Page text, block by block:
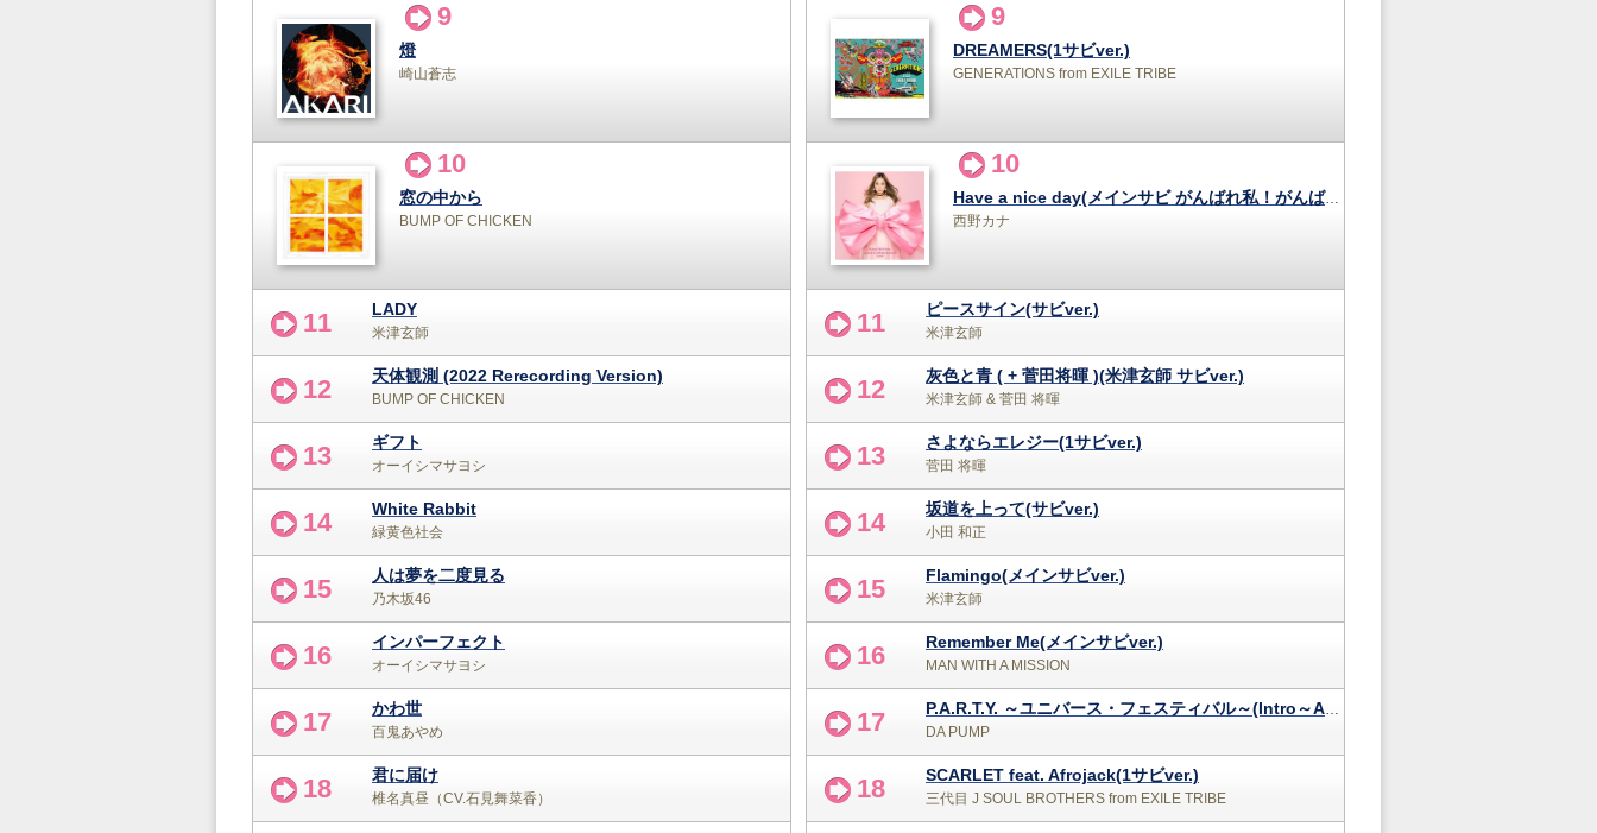
9
燈
崎山蒼志
10
窓の中から
BUMP OF CHICKEN
11 LADY
米津玄師
12 天体観測 (2022 Rerecording Version)
BUMP OF CHICKEN
13 ギフト
オーイシマサヨシ
14 White Rabbit
緑黄色社会
15 人は夢を二度見る
乃木坂46
16 インパーフェクト
オーイシマサヨシ
17 かわ世
百鬼あやめ
18 君に届け
椎名真昼（CV.石見舞菜香）
9
DREAMERS(1サビver.)
GENERATIONS from EXILE TRIBE
10
Have a nice day(メインサビ がんばれ私！がんばれ今日もver.)
西野カナ
11 ピースサイン(サビver.)
米津玄師
12 灰色と青 ( + 菅田将暉 )(米津玄師 サビver.)
米津玄師 & 菅田 将暉
13 さよならエレジー(1サビver.)
菅田 将暉
14 坂道を上って(サビver.)
小田 和正
15 Flamingo(メインサビver.)
米津玄師
16 Remember Me(メインサビver.)
MAN WITH A MISSION
17
P.A.R.T.Y. ～ユニバース・フェスティバル～(Intro～Aメロver.)
DA PUMP
18 SCARLET feat. Afrojack(1サビver.)
三代目 J SOUL BROTHERS from EXILE TRIBE